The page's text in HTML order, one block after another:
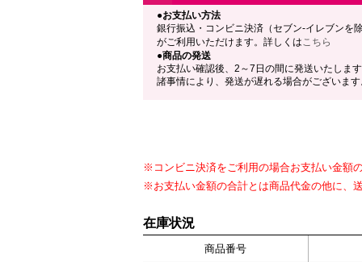
●お支払い方法
銀行振込・コンビニ決済（セブン-イレブンを
がご利用いただけます。詳しくはこちら
●商品の発送
お支払い確認後、2～7日の間に発送いたしま
諸事情により、発送が遅れる場合がございま
※コンビニ決済をご利用の場合お支払い金額
※お支払い金額の合計とは商品代金の他に、
在庫状況
商品番号